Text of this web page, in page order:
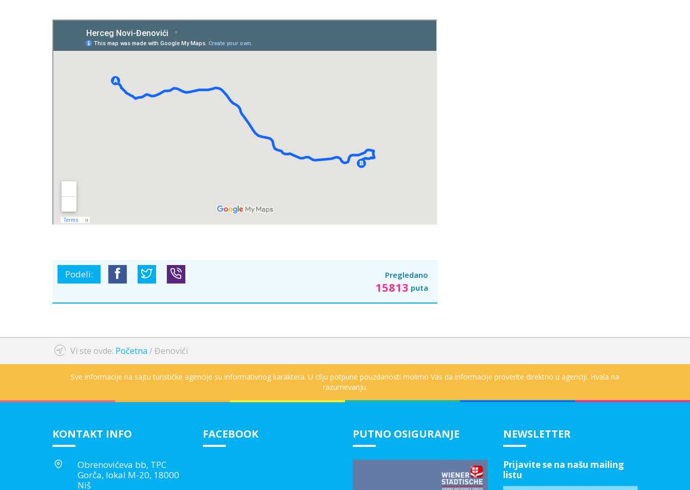
Podeli: Pregledano
15813 puta
Vi ste ovde: Početna /Đenovići
Sve informacije na sajtu turističke agencije su informativnog karaktera. U cilju potpune pouzdanosti molimo Vas da informacije proverite direktno u agenciji. Hvala na
razumevanju.
KONTAKT INFO
Obrenovićeva bb, TPC
Gorča, lokal M-20, 18000
Niš
FACEBOOK PUTNO OSIGURANJE NEWSLETTER
Prijavite se na našu mailing
listu